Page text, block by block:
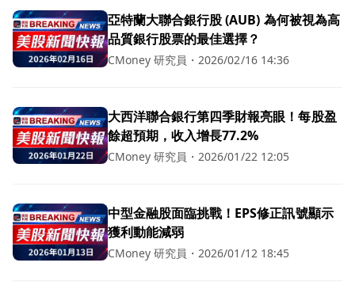
亞特蘭大聯合銀行股 (AUB) 為何被視為高
品質銀行股票的最佳選擇？
CMoney 研究員 ・ 2026/02/16 14:36
大西洋聯合銀行第四季財報亮眼！每股盈
餘超預期，收入增長77.2%
CMoney 研究員 ・ 2026/01/22 12:05
中型金融股面臨挑戰！EPS修正訊號顯示
獲利動能減弱
CMoney 研究員 ・ 2026/01/12 18:45